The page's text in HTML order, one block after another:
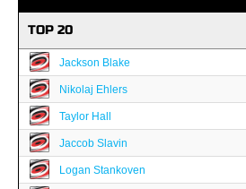
TOP 20
Jackson Blake
Nikolaj Ehlers
Taylor Hall
Jaccob Slavin
Logan Stankoven